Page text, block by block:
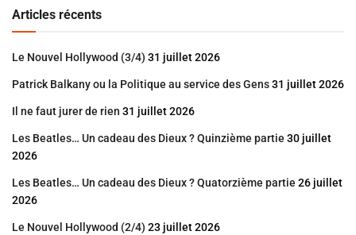
Articles récents
Le Nouvel Hollywood (3/4) 31 juillet 2026
Patrick Balkany ou la Politique au service des Gens31 juillet 2026
Il ne faut jurer de rien 31 juillet 2026
Les Beatles… Un cadeau des Dieux ? Quinzième partie 30 juillet
2026
Les Beatles… Un cadeau des Dieux ? Quatorzième partie 26 juillet
2026
Le Nouvel Hollywood (2/4) 23 juillet 2026